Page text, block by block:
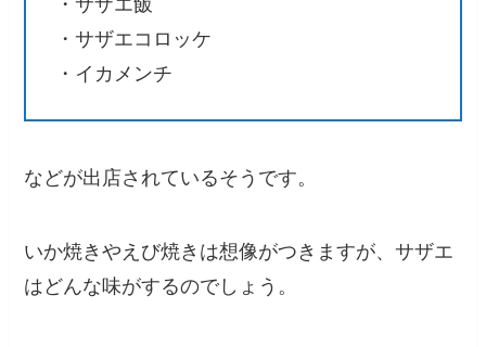
・サザエコロッケ
・イカメンチ
などが出店されているそうです。
いか焼きやえび焼きは想像がつきますが、サザエ
はどんな味がするのでしょう。